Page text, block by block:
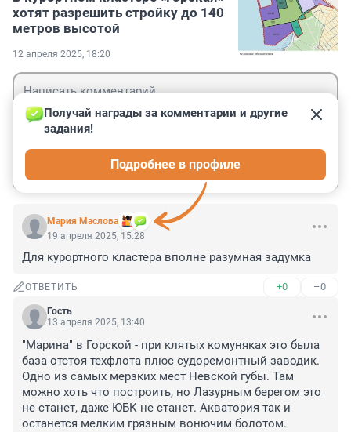
хотят разрешить стройку до 140
метров высотой
12 апреля 2025, 18:20
Мария Маслова
Получай награды за комментарии и другие
задания!
Подробнее в профиле
19 апреля 2025, 15:28
Для курортного кластера вполне разумная задумка
ОТВЕТИТЬ +0 –0
Гость
13 апреля 2025, 13:40
"Марина" в Горской - при клятых комуняках это была
база отстоя техфлота плюс судоремонтный заводик.
Одно из самых мерзких мест Невской губы. Там
можно хоть что построить, но Лазурным берегом это
не станет, даже ЮБК не станет. Акватория так и
останется мелким грязным вонючим болотом.